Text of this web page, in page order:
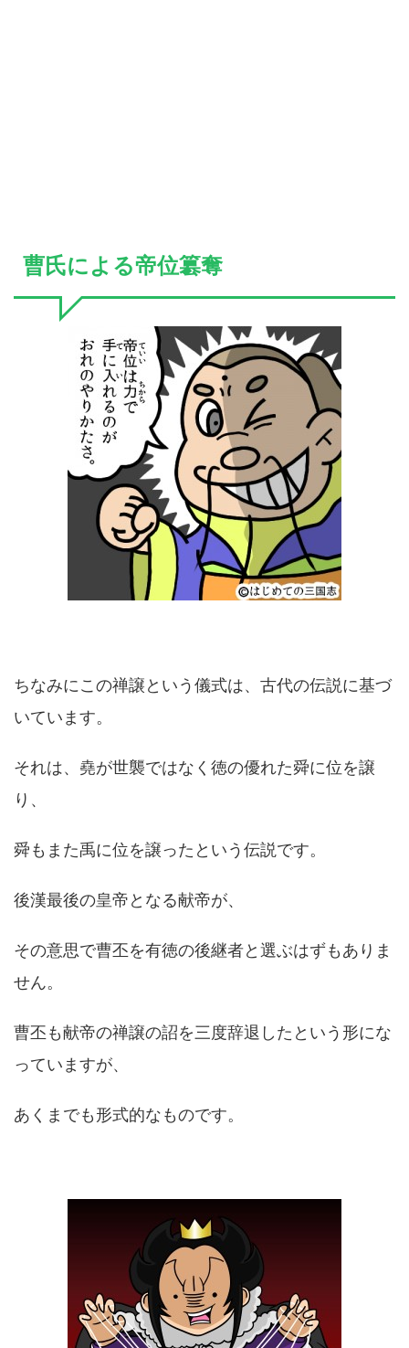
曹氏による帝位簒奪
ちなみにこの禅譲という儀式は、古代の伝説に基づ
いています。
それは、堯が世襲ではなく徳の優れた舜に位を譲
り、
舜もまた禹に位を譲ったという伝説です。
後漢最後の皇帝となる献帝が、
その意思で曹丕を有徳の後継者と選ぶはずもありま
せん。
曹丕も献帝の禅譲の詔を三度辞退したという形にな
っていますが、
あくまでも形式的なものです。